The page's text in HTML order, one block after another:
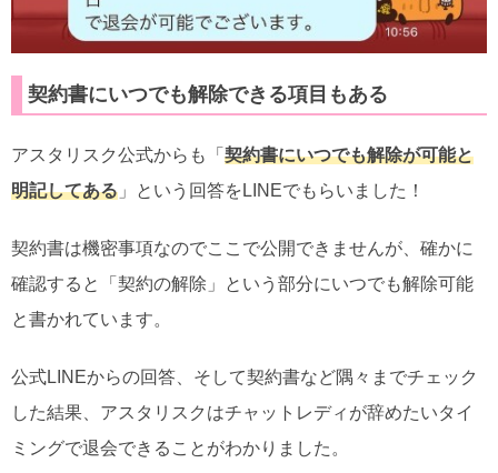
契約書にいつでも解除できる項目もある
アスタリスク公式からも「 契約書にいつでも解除が可能と
明記してある 」という回答をLINEでもらいました！
契約書は機密事項なのでここで公開できませんが、確かに
確認すると「契約の解除」という部分にいつでも解除可能
と書かれています。
公式LINEからの回答、そして契約書など隅々までチェック
した結果、アスタリスクはチャットレディが辞めたいタイ
ミングで退会できることがわかりました。